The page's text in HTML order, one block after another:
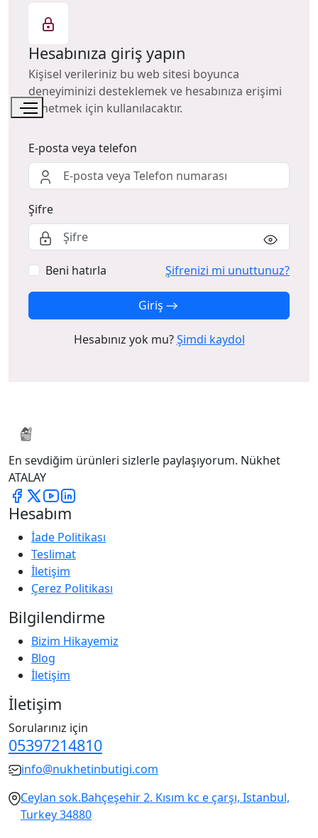
Hesabınıza giriş yapın
Kişisel verileriniz bu web sitesi boyunca
deneyiminizi desteklemek ve hesabınıza erişimi
yönetmek için kullanılacaktır.
E-posta veya telefon
Şifre
Beni hatırla Şifrenizi mi unuttunuz?
Giriş
Hesabınız yok mu? Şimdi kaydol
En sevdiğim ürünleri sizlerle paylaşıyorum. Nükhet
ATALAY
Hesabım
İade Politikası
Teslimat
İletişim
Çerez Politikası
Bilgilendirme
Bizim Hikayemiz
Blog
İletişim
İletişim
Sorularınız için
05397214810
info@nukhetinbutigi.com
Ceylan sok.Bahçeşehir 2. Kısım kc e çarşı, Istanbul,
Turkey 34880